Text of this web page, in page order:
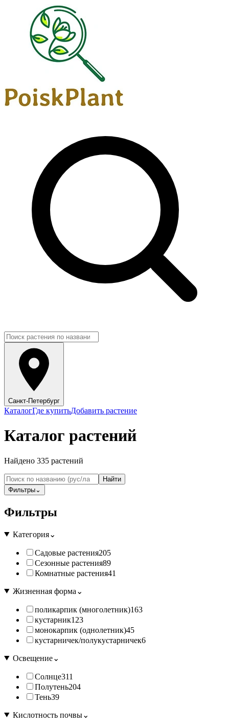
Санкт-Петербург
КаталогГде купитьДобавить растение
Каталог растений
Найдено 335 растений
Найти
Фильтры⌄
Фильтры
Категория⌄
Садовые растения205
Сезонные растения89
Комнатные растения41
Жизненная форма ⌄
поликарпик (многолетник)163
кустарник123
монокарпик (однолетник)45
кустарничек/полукустарничек6
Освещение⌄
Солнце311
Полутень204
Тень39
Кислотность почвы⌄